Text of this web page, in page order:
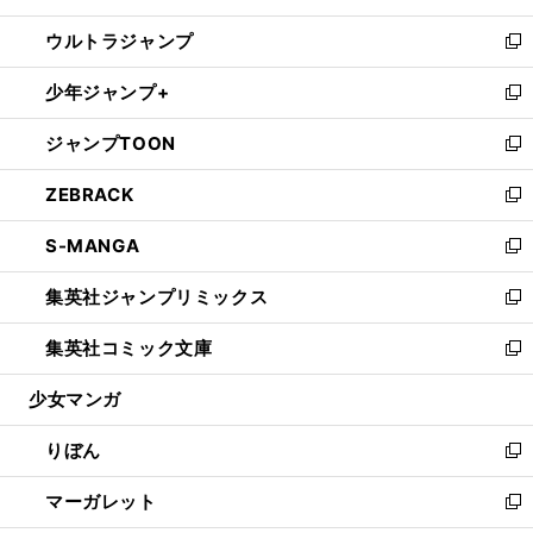
開
く
ウ
で
開
く
ン
ド
ウ
で
開
く
ウ
ィ
ン
ド
ウ
で
開
く
し
い
ウ
ィ
ン
ド
ウ
で
開
く
ウルトラジャンプ
新
し
い
ウ
ィ
ン
ド
ウ
で
開
く
少年ジャンプ+
新
し
い
ウ
ィ
ン
ド
ウ
で
開
く
ジャンプTOON
新
し
い
ウ
ィ
ン
ド
ウ
で
開
ZEBRACK
新
し
い
ウ
ィ
ン
ド
ウ
開
く
S-MANGA
新
し
い
ウ
ィ
ン
ウ
で
開
く
集英社ジャンプリミックス
新
し
い
ウ
ン
ド
ウ
で
開
集英社コミック文庫
新
し
ウ
ィ
ン
ド
ウ
少女マンガ
りぼん
新
し
い
ウ
マーガレット
新
し